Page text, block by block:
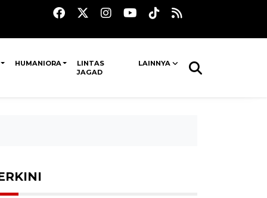
HUMANIORA
LINTAS
JAGAD
LAINNYA